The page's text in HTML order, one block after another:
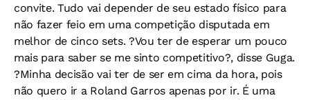
convite. Tudo vai depender de seu estado físico para
não fazer feio em uma competição disputada em
melhor de cinco sets. ?Vou ter de esperar um pouco
mais para saber se me sinto competitivo?, disse Guga.
?Minha decisão vai ter de ser em cima da hora, pois
não quero ir a Roland Garros apenas por ir. É uma